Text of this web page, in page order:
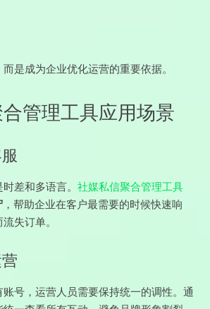
是成为企业优化运营的重要依据。
管理工具应用场景
差和多语言。 社媒私信聚合管理工具
，帮助企业在客户最需要的时候快速响
失订单。
号，运营人员需要保持统一的调性。通